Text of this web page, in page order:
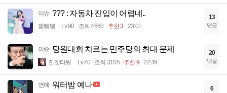
이슈 ??? : 자동차 진입이 어렵네..
꿻뻵뗗 Lv.90 조회 4660 추천 3 23:01
13
댓글
이슈 당원대회 치르는 민주당의 최대 문제
진겟타원 Lv.70 조회 3105 추천 9 22:49
20
댓글
연예 워터밤 예나 6